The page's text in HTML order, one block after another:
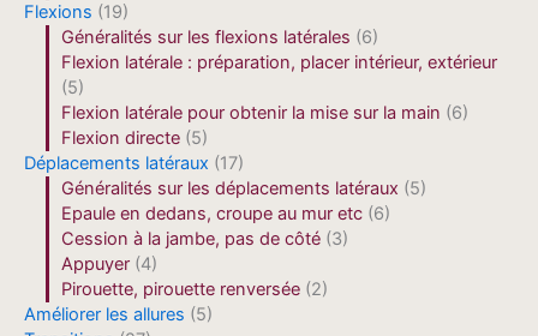
Flexions (19)
Généralités sur les flexions latérales (6)
Flexion latérale : préparation, placer intérieur, extérieur
(5)
Flexion latérale pour obtenir la mise sur la main (6)
Flexion directe (5)
Déplacements latéraux (17)
Généralités sur les déplacements latéraux (5)
Epaule en dedans, croupe au mur etc (6)
Cession à la jambe, pas de côté (3)
Appuyer (4)
Pirouette, pirouette renversée (2)
Améliorer les allures (5)